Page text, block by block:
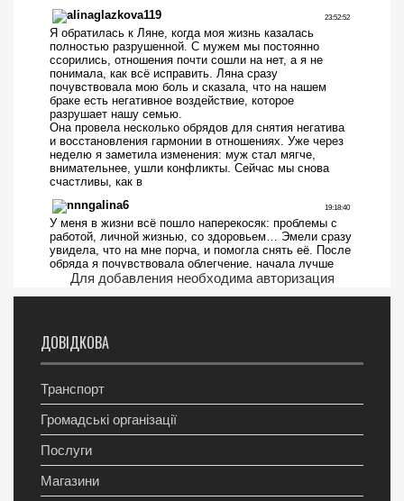
Для добавления необходима авторизация
ДОВІДКОВА
Транспорт
Громадські організації
Послуги
Магазини